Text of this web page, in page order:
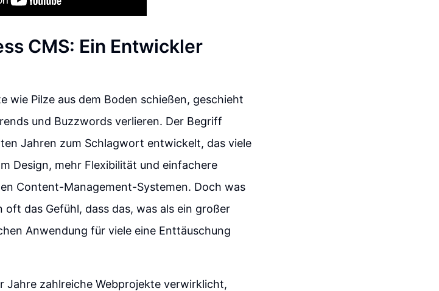
CMS: Ein Entwickler
wie Pilze aus dem Boden schießen, geschieht
und Buzzwords verlieren. Der Begriff
Jahren zum Schlagwort entwickelt, das viele
Design, mehr Flexibilität und einfachere
Content-Management-Systemen. Doch was
das Gefühl, dass das, was als ein großer
Anwendung für viele eine Enttäuschung
Jahre zahlreiche Webprojekte verwirklicht,